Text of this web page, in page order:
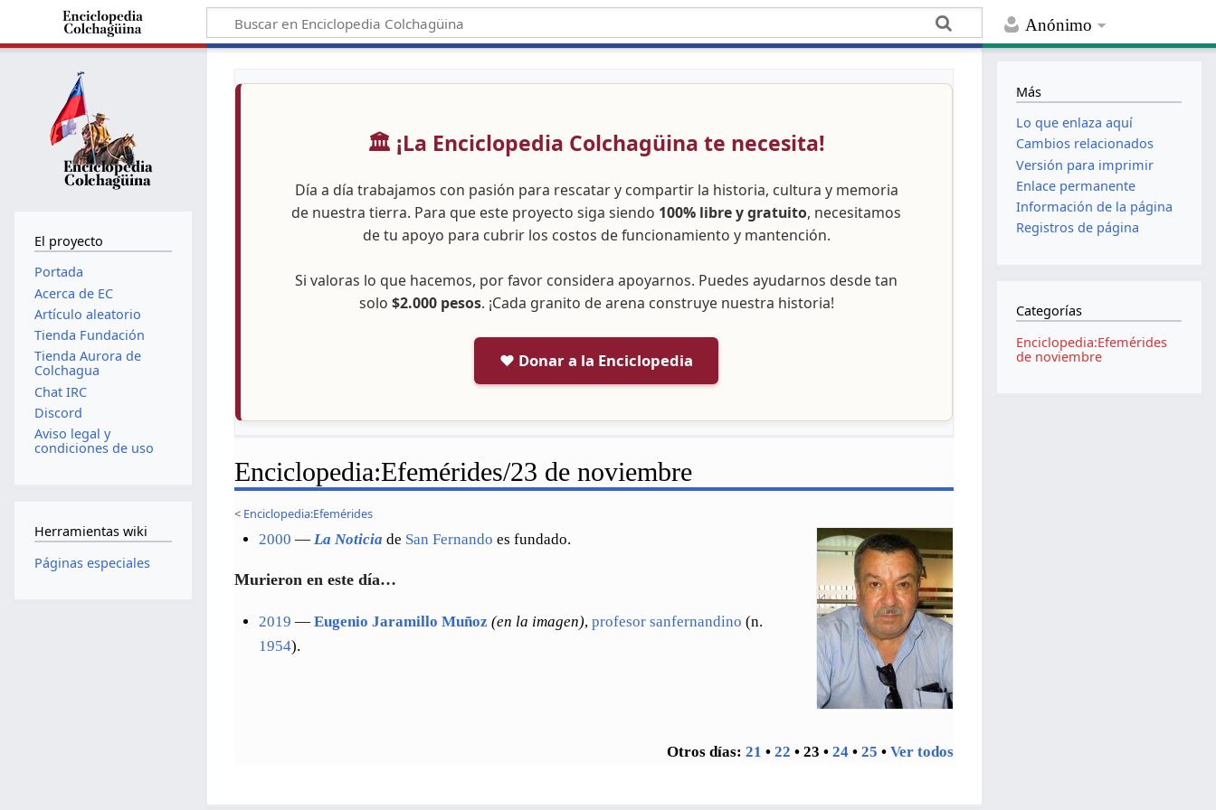
Anónimo
🏛️ ¡La Enciclopedia Colchagüina te necesita!
Día a día trabajamos con pasión para rescatar y compartir la historia, cultura y memoria
de nuestra tierra. Para que este proyecto siga siendo 100% libre y gratuito, necesitamos
de tu apoyo para cubrir los costos de funcionamiento y mantención.
Si valoras lo que hacemos, por favor considera apoyarnos. Puedes ayudarnos desde tan
solo $2.000 pesos. ¡Cada granito de arena construye nuestra historia!
❤️ Donar a la Enciclopedia
Enciclopedia:Efemérides/23 de noviembre
< Enciclopedia:Efemérides
2000 — La Noticia de San Fernando es fundado.
Murieron en este día…
2019 —Eugenio Jaramillo Muñoz (en la imagen),profesor sanfernandino (n.
1954).
Otros días:21 •22 •23 •24 •25 •Ver todos
El proyecto
Portada
Acerca de EC
Artículo aleatorio
Tienda Fundación
Tienda Aurora de
Colchagua
Chat IRC
Discord
Aviso legal y
condiciones de uso
Herramientas wiki
Páginas especiales
Más
Lo que enlaza aquí
Cambios relacionados
Versión para imprimir
Enlace permanente
Información de la página
Registros de página
Categorías
Enciclopedia:Efemérides
de noviembre